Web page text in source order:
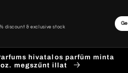
hivatalos parfüm minta
megszűnt illat
discount & exclusive stock